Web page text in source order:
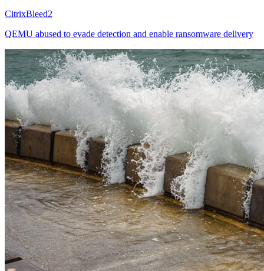
CitrixBleed2
QEMU abused to evade detection and enable ransomware delivery